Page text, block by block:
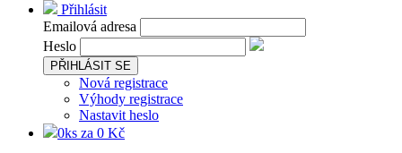
Přihlásit
Emailová adresa
Heslo
PŘIHLÁSIT SE
Nová registrace
Výhody registrace
Nastavit heslo
0ks za 0 Kč